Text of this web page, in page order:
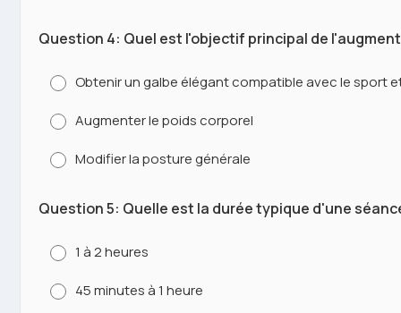
Question 4: Quel est l'objectif principal de
Obtenir un galbe élégant compatible avec le sport
Augmenter le poids corporel
Modifier la posture générale
Question 5: Quelle est la durée typique d'une
1 à 2 heures
45 minutes à 1 heure